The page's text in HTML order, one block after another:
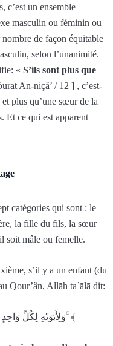
c’est un ensemble
masculin ou féminin ou
de façon équitable
selon l’unanimité.
« S’ils sont plus que
An-niçâ’ / 12 ] , c’est-
plus qu’une sœur de la
Et ce qui est apparent
catégories qui sont : le
la fille du fils, la sœur
soit mâle ou femelle.
s’il y a un enfant (du
Qour’ân, Allāh ta`ālā dit:
﴿ وَلِأَبَوَيْهِ لِكُلِّ وَاحِدٍ مِّنْهُمَا السُّدُسُ مِمَّا تَرَ‌كَ إِن كَانَ لَهُ وَلَدٌ ۚ ﴾